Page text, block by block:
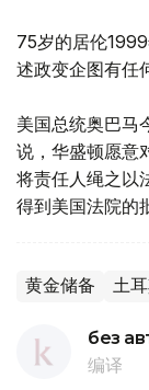
75岁的居伦
述政变企图有任
美国总统奥巴马
说，华盛顿愿意
将责任人绳之以
得到美国法院的
黄金储备 土
без
编译